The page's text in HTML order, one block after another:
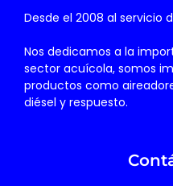
Desde el 2008 al servicio
Nos dedicamos a la
sector acuícola, somos
productos como
diésel y respuesto.